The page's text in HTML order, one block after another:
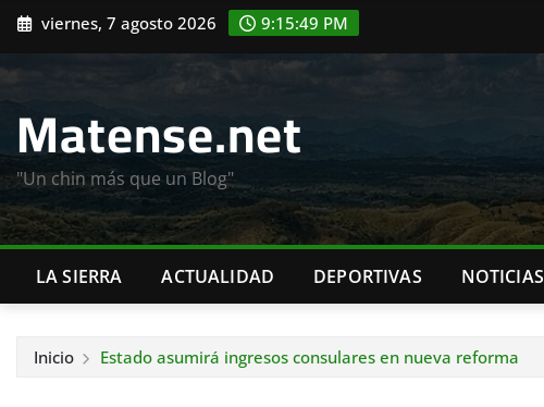
Saltar
contenido
viernes, 7 agosto 2026 9:15:50 PM
Matense.net
"Un chin más que un Blog"
LA SIERRA ACTUALIDAD DEPORTIVAS NOTICIAS
Inicio Estado asumirá ingresos consulares en nueva reforma